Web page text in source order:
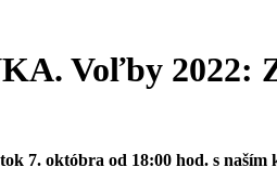
Voľby 2022:
7. októbra od 18:00 hod. s